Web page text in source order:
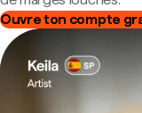
Ouvre ton compte